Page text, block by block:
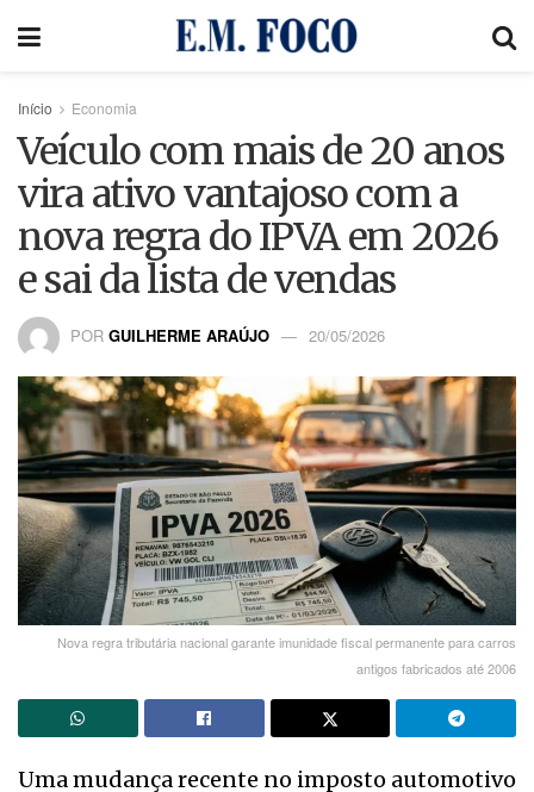
Início Economia
Veículo com mais de 20 anos
vira ativo vantajoso com a
nova regra do IPVA em 2026
e sai da lista de vendas
POR GUILHERME ARAÚJO 20/05/2026
Nova regra tributária nacional garante imunidade fiscal permanente para carros
antigos fabricados até 2006
Uma mudança recente no imposto automotivo